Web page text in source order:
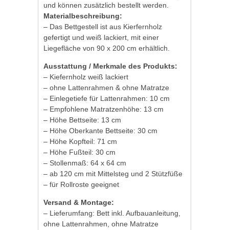
und können zusätzlich bestellt werden.
Materialbeschreibung:
– Das Bettgestell ist aus Kierfernholz
gefertigt und weiß lackiert, mit einer
Liegefläche von 90 x 200 cm erhältlich.
Ausstattung / Merkmale des Produkts:
– Kiefernholz weiß lackiert
– ohne Lattenrahmen & ohne Matratze
– Einlegetiefe für Lattenrahmen: 10 cm
– Empfohlene Matratzenhöhe: 13 cm
– Höhe Bettseite: 13 cm
– Höhe Oberkante Bettseite: 30 cm
– Höhe Kopfteil: 71 cm
– Höhe Fußteil: 30 cm
– Stollenmaß: 64 x 64 cm
– ab 120 cm mit Mittelsteg und 2 Stützfüße
– für Rollroste geeignet
Versand & Montage:
– Lieferumfang: Bett inkl. Aufbauanleitung,
ohne Lattenrahmen, ohne Matratze